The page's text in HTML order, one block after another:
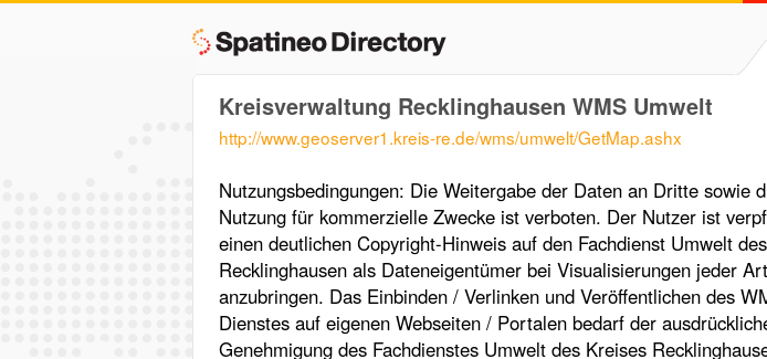
Kreisverwaltung Recklinghausen WMS Umwelt
http://www.geoserver1.kreis-re.de/wms/umwelt/GetMap.ashx
Nutzungsbedingungen: Die Weitergabe der Daten an Dritte sowie
Nutzung für kommerzielle Zwecke ist verboten. Der Nutzer ist
einen deutlichen Copyright-Hinweis auf den Fachdienst Umwelt
Recklinghausen als Dateneigentümer bei Visualisierungen jeder Art
anzubringen. Das Einbinden / Verlinken und Veröffentlichen des
Dienstes auf eigenen Webseiten / Portalen bedarf der
Genehmigung des Fachdienstes Umwelt des Kreises